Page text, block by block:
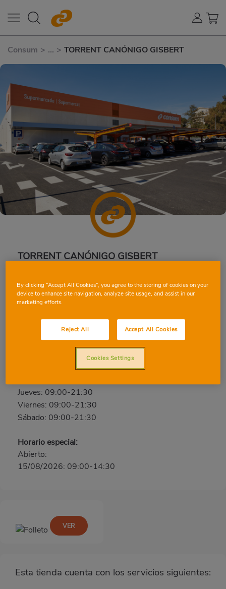
Consum > ... > TORRENT CANÓNIGO GISBERT
TORRENT CANÓNIGO GISBERT
VALENCIA
Teléfono: 96 156 33 40
Cerrado
Domingo: Cerrado
Lunes: 09:00-21:30
Martes: 09:00-21:30
Jueves: 09:00-21:30
Viernes: 09:00-21:30
Sábado: 09:00-21:30
Horario especial:
Abierto:
15/08/2026: 09:00-14:30
Esta tienda cuenta con los servicios siguientes:
VER
By clicking “Accept All Cookies”, you agree to the storing of cookies on your
device to enhance site navigation, analyze site usage, and assist in our
marketing efforts.
Reject All Accept All Cookies
Cookies Settings